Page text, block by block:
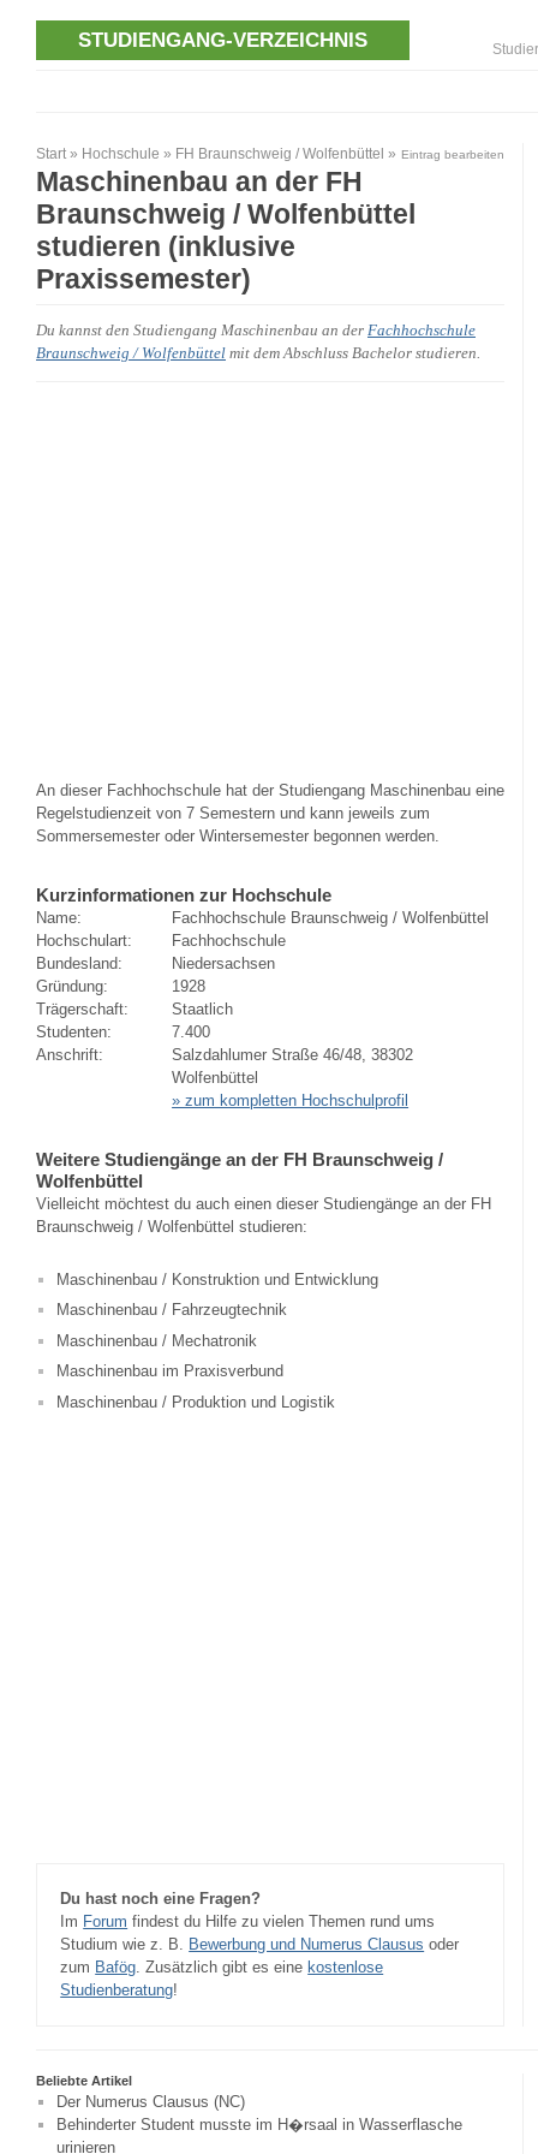
STUDIENGANG-VERZEICHNIS
Start » Hochschule » FH Braunschweig / Wolfenbüttel » Eintrag bearbeiten
Maschinenbau an der FH
Braunschweig / Wolfenbüttel
studieren (inklusive
Praxissemester)
Du kannst den Studiengang Maschinenbau an der Fachhochschule
Braunschweig / Wolfenbüttel mit dem Abschluss Bachelor studieren.
An dieser Fachhochschule hat der Studiengang Maschinenbau eine
Regelstudienzeit von 7 Semestern und kann jeweils zum
Sommersemester oder Wintersemester begonnen werden.
Kurzinformationen zur Hochschule
Name:
Fachhochschule Braunschweig / Wolfenbüttel
Hochschulart:
Fachhochschule
Bundesland:
Niedersachsen
Gründung:
1928
Trägerschaft:
Staatlich
Studenten:
7.400
Anschrift:
Salzdahlumer Straße 46/48, 38302
Wolfenbüttel
» zum kompletten Hochschulprofil
Weitere Studiengänge an der FH Braunschweig /
Wolfenbüttel
Vielleicht möchtest du auch einen dieser Studiengänge an der FH
Braunschweig / Wolfenbüttel studieren:
Maschinenbau / Konstruktion und Entwicklung
Maschinenbau / Fahrzeugtechnik
Maschinenbau / Mechatronik
Maschinenbau im Praxisverbund
Maschinenbau / Produktion und Logistik
Du hast noch eine Fragen?
Im Forum findest du Hilfe zu vielen Themen rund ums
Studium wie z. B. Bewerbung und Numerus Clausus oder
zum Bafög. Zusätzlich gibt es eine kostenlose
Studienberatung!
Beliebte Artikel
Der Numerus Clausus (NC)
Behinderter Student musste im H�rsaal in Wasserflasche
urinieren